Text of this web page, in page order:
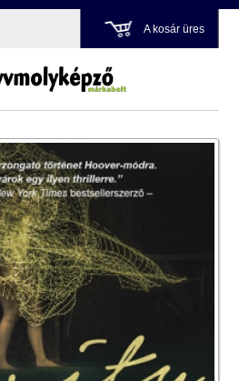
A kosár üres